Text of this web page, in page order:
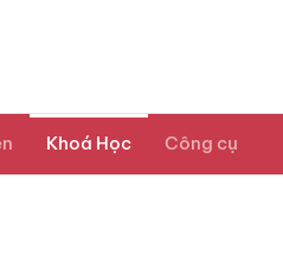
Khoá Học Công cụ